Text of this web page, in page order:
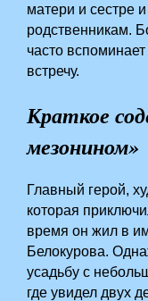
матери и сестре
родственникам.
часто
встречу.
Краткое
мезонином»
Главный герой,
которая
время он жил в
Белокурова.
усадьбу с
где увидел двух